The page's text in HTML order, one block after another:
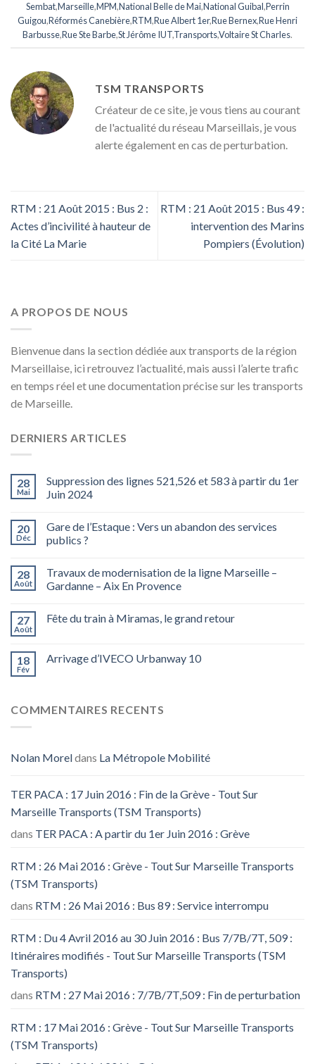
Sembat,Marseille,MPM,National Belle de Mai,National Guibal,Perrin
Guigou,Réformés Canebière,RTM,Rue Albert 1er,Rue Bernex,Rue Henri
Barbusse,Rue Ste Barbe,St Jérôme IUT,Transports,Voltaire St Charles.
TSM TRANSPORTS
Créateur de ce site, je vous tiens au courant
de l'actualité du réseau Marseillais, je vous
alerte également en cas de perturbation.
RTM : 21 Août 2015 : Bus 2 :
Actes d’incivilité à hauteur de
la Cité La Marie
RTM : 21 Août 2015 : Bus 49 :
intervention des Marins
Pompiers (Évolution)
A PROPOS DE NOUS
Bienvenue dans la section dédiée aux transports de la région
Marseillaise, ici retrouvez l’actualité, mais aussi l’alerte trafic
en temps réel et une documentation précise sur les transports
de Marseille.
DERNIERS ARTICLES
28
Mai
Suppression des lignes 521,526 et 583 à partir du 1er
Juin 2024
20
Déc
Gare de l’Estaque : Vers un abandon des services
publics ?
28
Août
Travaux de modernisation de la ligne Marseille –
Gardanne – Aix En Provence
27
Août
Fête du train à Miramas, le grand retour
18
Fév
Arrivage d’IVECO Urbanway 10
COMMENTAIRES RECENTS
Nolan Moreldans La Métropole Mobilité
TER PACA : 17 Juin 2016 : Fin de la Grève - Tout Sur
Marseille Transports (TSM Transports)
dans TER PACA : A partir du 1er Juin 2016 : Grève
RTM : 26 Mai 2016 : Grève - Tout Sur Marseille Transports
(TSM Transports)
dans RTM : 26 Mai 2016 : Bus 89 : Service interrompu
RTM : Du 4 Avril 2016 au 30 Juin 2016 : Bus 7/7B/7T, 509 :
Itinéraires modifiés - Tout Sur Marseille Transports (TSM
Transports)
dans RTM : 27 Mai 2016 : 7/7B/7T,509 : Fin de perturbation
RTM : 17 Mai 2016 : Grève - Tout Sur Marseille Transports
(TSM Transports)